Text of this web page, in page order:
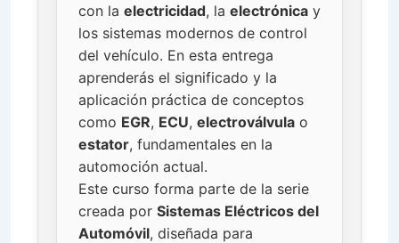
con la electricidad, la electrónica y
los sistemas modernos de control
del vehículo. En esta entrega
aprenderás el significado y la
aplicación práctica de conceptos
como EGR, ECU, electroválvula o
estator, fundamentales en la
automoción actual.
Este curso forma parte de la serie
creada por Sistemas Eléctricos del
Automóvil, diseñada para